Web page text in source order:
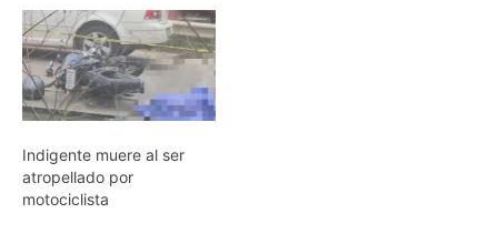
Indigente muere al ser
atropellado por
motociclista